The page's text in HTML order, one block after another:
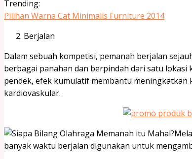
Trending:
Pilihan Warna Cat Minimalis Furniture 2014
Berjalan
Dalam sebuah kompetisi, pemanah berjalan
berbagai panahan dan berpindah dari satu lokasi
pendek, efek kumulatif membantu
kardiovaskular.
banyak waktu berjalan digunakan untuk